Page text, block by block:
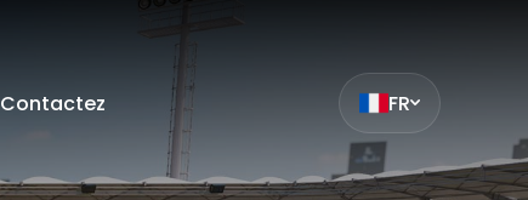
Contactez FR